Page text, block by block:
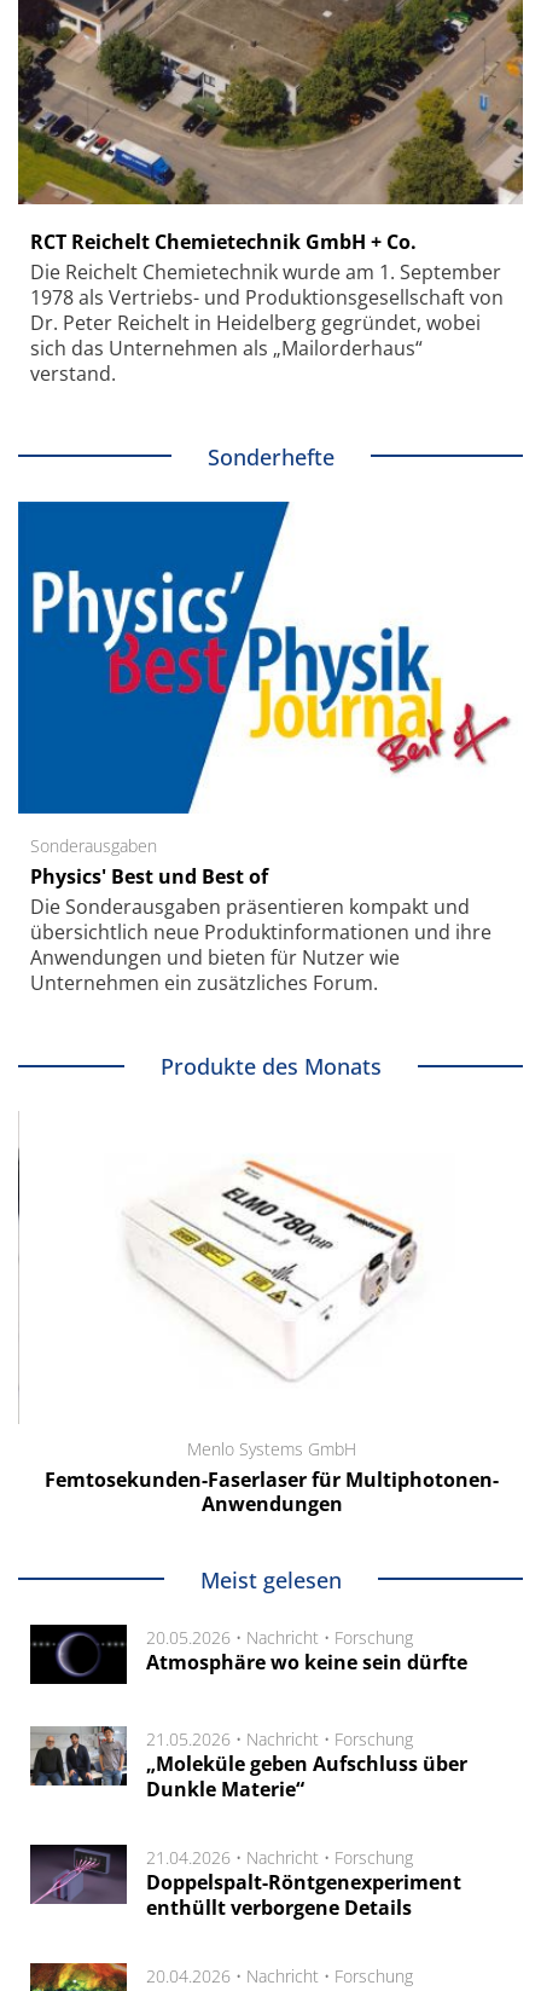
RCT Reichelt Chemietechnik GmbH + Co.
Die Reichelt Chemietechnik wurde am 1. September
1978 als Vertriebs- und Produktionsgesellschaft von
Dr. Peter Reichelt in Heidelberg gegründet, wobei
sich das Unternehmen als „Mailorderhaus“
verstand.
Sonderhefte
Sonderausgaben
Physics' Best und Best of
Die Sonder­ausgaben präsentieren kompakt und
übersichtlich neue Produkt­informationen und ihre
Anwendungen und bieten für Nutzer wie
Unternehmen ein zusätzliches Forum.
Produkte des Monats
Menlo Systems GmbH
Femtosekunden-Faserlaser für Multiphotonen-
Anwendungen
Meist gelesen
20.05.2026 • Nachricht • Forschung
Atmosphäre wo keine sein dürfte
21.05.2026 • Nachricht • Forschung
„Moleküle geben Aufschluss über
Dunkle Materie“
21.04.2026 • Nachricht • Forschung
Doppelspalt-Röntgenexperiment
enthüllt verborgene Details
20.04.2026 • Nachricht • Forschung